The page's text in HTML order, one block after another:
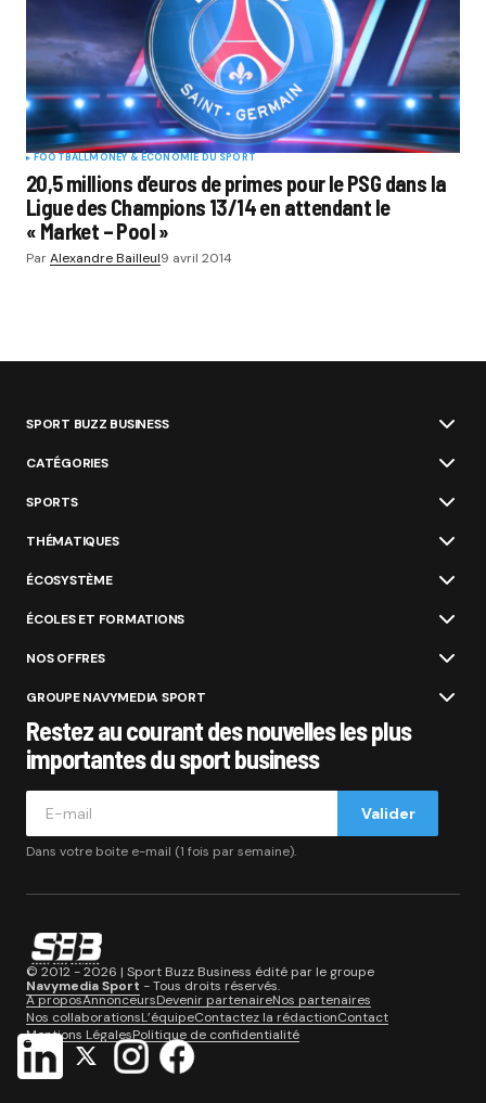
FOOTBALLMONEY & ÉCONOMIE DU SPORT
20,5 millions d’euros de primes pour le PSG dans la
Ligue des Champions 13/14 en attendant le
« Market – Pool »
ParAlexandre Bailleul9 avril 2014
SPORT BUZZ BUSINESS
CATÉGORIES
SPORTS
THÉMATIQUES
ÉCOSYSTÈME
ÉCOLES ET FORMATIONS
NOS OFFRES
GROUPE NAVYMEDIA SPORT
Restez au courant des nouvelles les plus
importantes du sport business
Valider
Dans votre boite e-mail (1 fois par semaine).
© 2012 - 2026 | Sport Buzz Business édité par le groupe
Navymedia Sport - Tous droits réservés.
A proposAnnonceursDevenir partenaireNos partenaires
Nos collaborationsL’équipeContactez la rédactionContact
Mentions LégalesPolitique de confidentialité